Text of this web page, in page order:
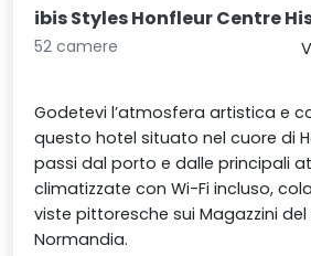
ibis Styles Honfleur Centre
52 camere
Godetevi l’atmosfera artistica e
questo hotel situato nel cuore di
passi dal porto e dalle principali
climatizzate con Wi-Fi incluso,
viste pittoresche sui Magazzini del
Normandia.